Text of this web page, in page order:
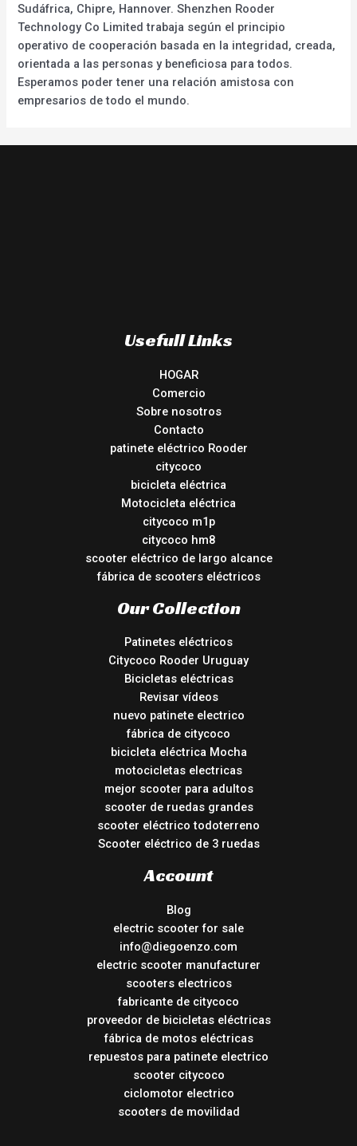
Sudáfrica, Chipre, Hannover. Shenzhen Rooder
Technology Co Limited trabaja según el principio
operativo de cooperación basada en la integridad, creada,
orientada a las personas y beneficiosa para todos.
Esperamos poder tener una relación amistosa con
empresarios de todo el mundo.
Usefull Links
HOGAR
Comercio
Sobre nosotros
Contacto
patinete eléctrico Rooder
citycoco
bicicleta eléctrica
Motocicleta eléctrica
citycoco m1p
citycoco hm8
scooter eléctrico de largo alcance
fábrica de scooters eléctricos
Our Collection
Patinetes eléctricos
Citycoco Rooder Uruguay
Bicicletas eléctricas
Revisar vídeos
nuevo patinete electrico
fábrica de citycoco
bicicleta eléctrica Mocha
motocicletas electricas
mejor scooter para adultos
scooter de ruedas grandes
scooter eléctrico todoterreno
Scooter eléctrico de 3 ruedas
Account
Blog
electric scooter for sale
info@diegoenzo.com
electric scooter manufacturer
scooters electricos
fabricante de citycoco
proveedor de bicicletas eléctricas
fábrica de motos eléctricas
repuestos para patinete electrico
scooter citycoco
ciclomotor electrico
scooters de movilidad